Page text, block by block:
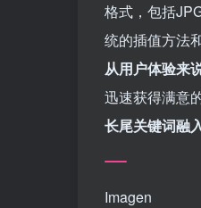
格式，包括
统的插值方法
从用户体验来
迅速获得满意
长尾关键词融
Imagen